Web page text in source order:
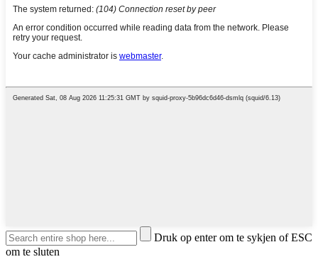
Druk op enter om te sykjen of ESC
om te sluten